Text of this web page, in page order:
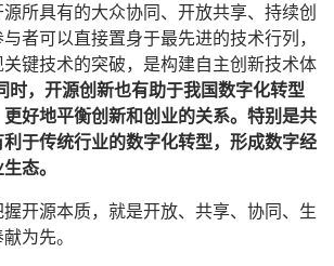
所具有的大众协同、开放共享、持续创
者可以直接置身于最先进的技术行列，
键技术的突破，是构建自主创新技术体
时，开源创新也有助于我国数字化转型
好地平衡创新和创业的关系。特别是共
于传统行业的数字化转型，形成数字经
态。
开源本质，就是开放、共享、协同、生
为先。